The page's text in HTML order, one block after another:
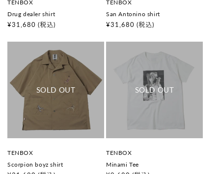
販
元
:
TENBOX
Drug dealer shirt
通
価
¥31,680 (税込)
販
元
:
TENBOX
San Antonino shirt
通
価
¥31,680 (税込)
販
元
TENBOX
Scorpion boyz shirt
販
元
TENBOX
Minami Tee